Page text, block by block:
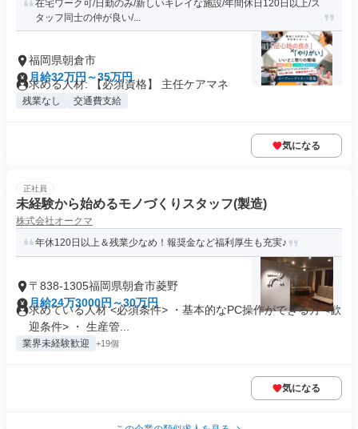
在宅ワーク可/日勤のみ/新しいキレイな施設/年間休日120日以上/ス
タッフ同士の仲が良い/...
福岡県朝倉市
月給32万円～35万円
求める人材: 【必須資格】 主任ケアマネ
残業なし 交通費支給
気になる
正社員
未経験から始めるモノづくりスタッフ(製造)
株式会社オークマ
年休120日以上＆残業少なめ！報奨金など福利厚生も充実♪
〒838-1305福岡県朝倉市菱野
月給24万3000円～30万円
求めている人材 <必須条件> ・基本的なPC操作ができる方 <歓
迎条件> ・ 生産管...
業界未経験歓迎 +19個
気になる